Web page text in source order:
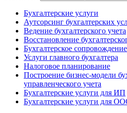
Бухгалтерские услуги
Аутсорсинг бухгалтерских
Ведение бухгалтерского учета
Восстановление
Бухгалтерское
Услуги главного бухгалтера
Налоговое планирование
Построение бизнес-модели
управленческого учета
Бухгалтерские услуги для ИП
Бухгалтерские услуги для